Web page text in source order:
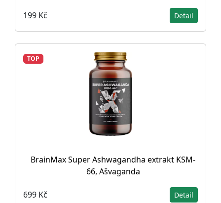
199 Kč Detail
TOP
BrainMax Super Ashwagandha extrakt KSM-
66, Ašvaganda
699 Kč Detail